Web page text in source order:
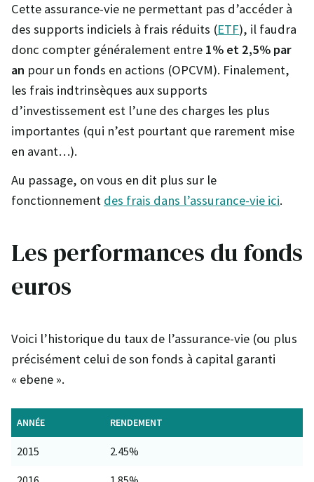
Cette assurance-vie ne permettant pas d’accéder à
des supports indiciels à frais réduits (ETF), il faudra
donc compter généralement entre 1% et 2,5% par
an pour un fonds en actions (OPCVM). Finalement,
les frais indtrinsèques aux supports
d’investissement est l’une des charges les plus
importantes (qui n’est pourtant que rarement mise
en avant…).
Au passage, on vous en dit plus sur le
fonctionnement des frais dans l’assurance-vie ici.
Les performances du fonds
euros
Voici l’historique du taux de l’assurance-vie (ou plus
précisément celui de son fonds à capital garanti
« ebene ».
ANNÉE RENDEMENT
2015 2.45%